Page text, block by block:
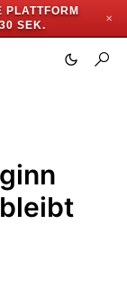
PLATTFORM
SEK.
✕